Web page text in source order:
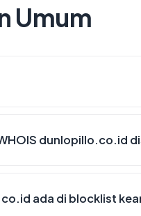
Umum
dunlopillo.co.id
ada di blocklist